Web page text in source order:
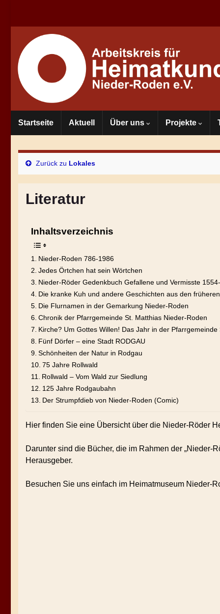
Startseite Aktuell Über uns Projekte
Zurück zu Lokales
Literatur
Inhaltsverzeichnis
Nieder-Roden 786-1986
Jedes Örtchen hat sein Wörtchen
Nieder-Röder Gedenkbuch Gefallene und Vermisste
Die kranke Kuh und andere Geschichten aus den
Die Flurnamen in der Gemarkung Nieder-Roden
Chronik der Pfarrgemeinde St. Matthias Nieder-Roden
Kirche? Um Gottes Willen! Das Jahr in der
Fünf Dörfer – eine Stadt RODGAU
Schönheiten der Natur in Rodgau
75 Jahre Rollwald
Rollwald – Vom Wald zur Siedlung
125 Jahre Rodgaubahn
Der Strumpfdieb von Nieder-Roden (Comic)
Hier finden Sie eine Übersicht über die Nieder-Röder
Darunter sind die Bücher, die im Rahmen der
Herausgeber.
Besuchen Sie uns einfach im Heimatmuseum Nieder-